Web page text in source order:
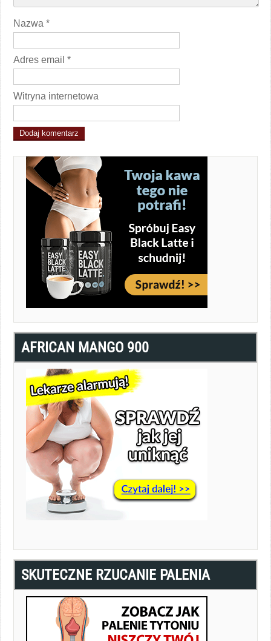
Nazwa*
Adres email*
Witryna internetowa
AFRICAN MANGO 900
SKUTECZNE RZUCANIE PALENIA